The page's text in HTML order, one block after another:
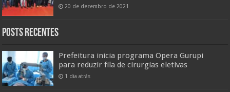
20 de dezembro de 2021
Posts Recentes
Prefeitura inicia programa Opera Gurupi
para reduzir fila de cirurgias eletivas
1 dia atrás